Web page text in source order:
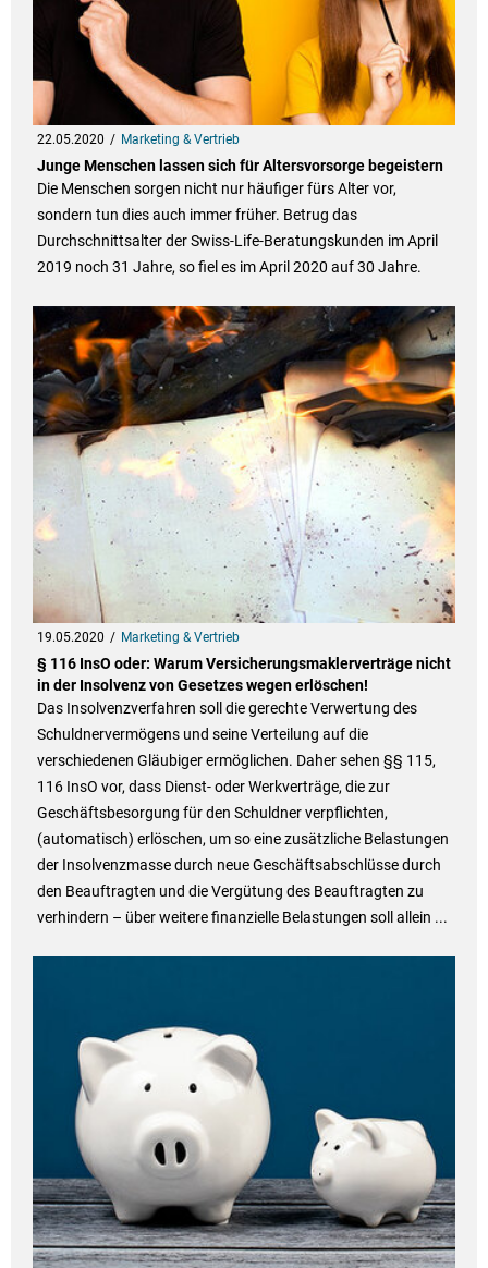
22.05.2020 Marketing & Vertrieb
Junge Menschen lassen sich für Altersvorsorge begeistern
Die Menschen sorgen nicht nur häufiger fürs Alter vor,
sondern tun dies auch immer früher. Betrug das
Durchschnittsalter der Swiss-Life-Beratungskunden im April
2019 noch 31 Jahre, so fiel es im April 2020 auf 30 Jahre.
19.05.2020 Marketing & Vertrieb
§ 116 InsO oder: Warum Versicherungsmaklerverträge nicht
in der Insolvenz von Gesetzes wegen erlöschen!
Das Insolvenzverfahren soll die gerechte Verwertung des
Schuldnervermögens und seine Verteilung auf die
verschiedenen Gläubiger ermöglichen. Daher sehen §§ 115,
116 InsO vor, dass Dienst- oder Werkverträge, die zur
Geschäftsbesorgung für den Schuldner verpflichten,
(automatisch) erlöschen, um so eine zusätzliche Belastungen
der Insolvenzmasse durch neue Geschäftsabschlüsse durch
den Beauftragten und die Vergütung des Beauftragten zu
verhindern – über weitere finanzielle Belastungen soll allein ...